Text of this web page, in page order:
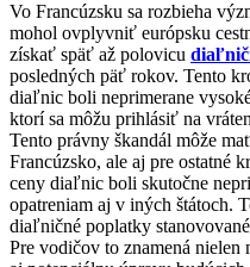
Vo Francúzsku sa rozbieha
mohol ovplyvniť európsku
získať späť až polovicu
posledných päť rokov. Tento
diaľnic boli neprimerane
ktorí sa môžu prihlásiť na
Tento právny škandál môže
Francúzsko, ale aj pre ostatné
ceny diaľnic boli skutočne
opatreniam aj v iných štátoch.
diaľničné poplatky
Pre vodičov to znamená